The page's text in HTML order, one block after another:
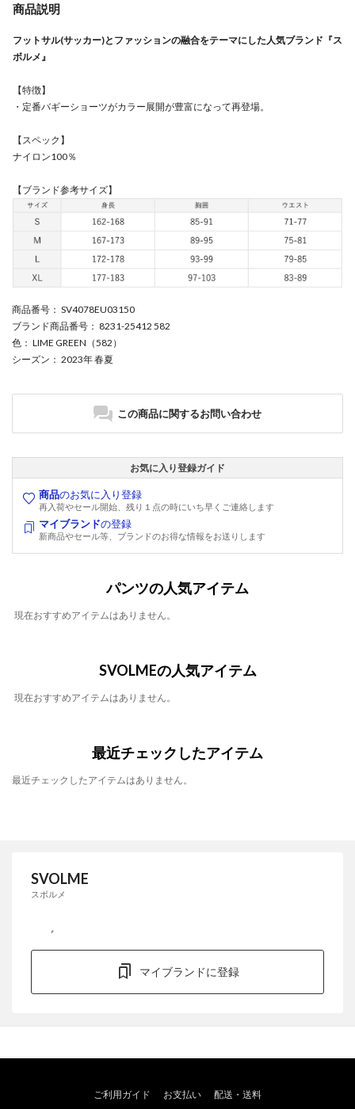
商品説明
フットサル(サッカー)とファッションの融合をテーマにした人気ブランド『ス
ボルメ』
【特徴】
・定番バギーショーツがカラー展開が豊富になって再登場。
【スペック】
ナイロン100％
【ブランド参考サイズ】
商品番号 ： SV4078EU03150
ブランド商品番号 ： 8231-25412 582
色 ： LIME GREEN（582）
シーズン ： 2023年 春夏
この商品に関するお問い合わせ
お気に入り登録ガイド
商品のお気に入り登録
再入荷やセール開始、残り１点の時にいち早くご連絡します
マイブランドの登録
新商品やセール等、ブランドのお得な情報をお送りします
パンツの人気アイテム
現在おすすめアイテムはありません。
SVOLMEの人気アイテム
現在おすすめアイテムはありません。
最近チェックしたアイテム
最近チェックしたアイテムはありません。
SVOLME
スボルメ
マイブランドに登録
ご利用ガイド お支払い 配送・送料